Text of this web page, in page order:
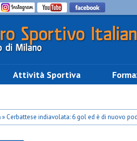
Attività Sportiva
» Cerbattese indiavolata: 6 gol ed è di nuovo